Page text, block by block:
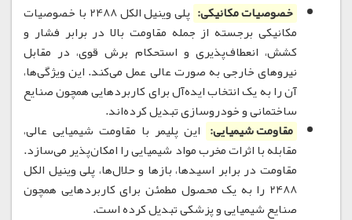
خصوصیات مکانیکی:
پلی وینیل الکل 2488 با خصوصیات
مکانیکی برجسته از جمله مقاومت بالا در برابر فشار و
کشش، انعطاف‌پذیری و استحکام برش قوی، در مقابل
نیروهای خارجی به صورت عالی عمل می‌کند. این ویژگی‌ها،
آن را به یک انتخاب ایده‌آل برای کاربردهایی همچون صنایع
ساختمانی و خودروسازی تبدیل کرده‌اند.
مقاومت شیمیایی: این پلیمر با مقاومت شیمیایی عالی،
مقابله با اثرات مخرب مواد شیمیایی را امکان‌پذیر می‌سازد.
مقاومت در برابر اسیدها، بازها و حلال‌ها، پلی وینیل الکل
2488 را به یک محصول مطمئن برای کاربردهایی همچون
صنایع شیمیایی و پزشکی تبدیل کرده است.